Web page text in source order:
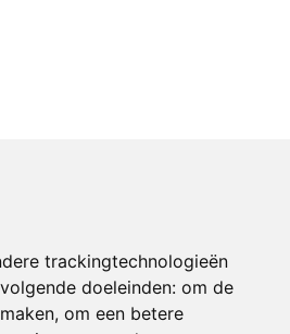
trackingtechnologieën
doeleinden: om de
, om een betere